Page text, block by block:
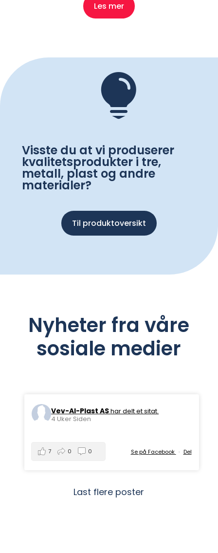
Les mer

Visste du at vi produserer
kvalitetsprodukter i tre,
metall, plast og andre
materialer?
Til produktoversikt
Nyheter fra våre
sosiale medier
Vev-Al-Plast AShar delt et sitat.
4 Uker Siden
Se på Facebook · Del
7 0 0
Last flere poster